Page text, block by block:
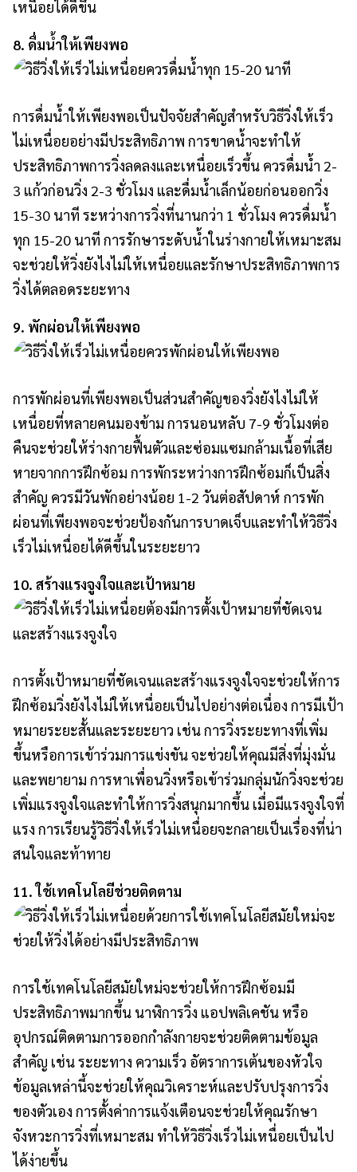
เหนื่อยได้ดีขึ้น
8. ดื่มน้ำให้เพียงพอ
การดื่มน้ำให้เพียงพอเป็นปัจจัยสำคัญสำหรับวิธีวิ่งให้เร็ว
ไม่เหนื่อยอย่างมีประสิทธิภาพ การขาดน้ำจะทำให้
ประสิทธิภาพการวิ่งลดลงและเหนื่อยเร็วขึ้น ควรดื่มน้ำ 2-
3 แก้วก่อนวิ่ง 2-3 ชั่วโมง และดื่มน้ำเล็กน้อยก่อนออกวิ่ง
15-30 นาที ระหว่างการวิ่งที่นานกว่า 1 ชั่วโมง ควรดื่มน้ำ
ทุก 15-20 นาที การรักษาระดับน้ำในร่างกายให้เหมาะสม
จะช่วยให้วิ่งยังไงไม่ให้เหนื่อยและรักษาประสิทธิภาพการ
วิ่งได้ตลอดระยะทาง
9. พักผ่อนให้เพียงพอ
การพักผ่อนที่เพียงพอเป็นส่วนสำคัญของวิ่งยังไงไม่ให้
เหนื่อยที่หลายคนมองข้าม การนอนหลับ 7-9 ชั่วโมงต่อ
คืนจะช่วยให้ร่างกายฟื้นตัวและซ่อมแซมกล้ามเนื้อที่เสีย
หายจากการฝึกซ้อม การพักระหว่างการฝึกซ้อมก็เป็นสิ่ง
สำคัญ ควรมีวันพักอย่างน้อย 1-2 วันต่อสัปดาห์ การพัก
ผ่อนที่เพียงพอจะช่วยป้องกันการบาดเจ็บและทำให้วิธีวิ่ง
เร็วไม่เหนื่อยได้ดีขึ้นในระยะยาว
10. สร้างแรงจูงใจและเป้าหมาย
การตั้งเป้าหมายที่ชัดเจนและสร้างแรงจูงใจจะช่วยให้การ
ฝึกซ้อมวิ่งยังไงไม่ให้เหนื่อยเป็นไปอย่างต่อเนื่อง การมีเป้า
หมายระยะสั้นและระยะยาว เช่น การวิ่งระยะทางที่เพิ่ม
ขึ้นหรือการเข้าร่วมการแข่งขัน จะช่วยให้คุณมีสิ่งที่มุ่งมั่น
และพยายาม การหาเพื่อนวิ่งหรือเข้าร่วมกลุ่มนักวิ่งจะช่วย
เพิ่มแรงจูงใจและทำให้การวิ่งสนุกมากขึ้น เมื่อมีแรงจูงใจที่
แรง การเรียนรู้วิธีวิ่งให้เร็วไม่เหนื่อยจะกลายเป็นเรื่องที่น่า
สนใจและท้าทาย
11. ใช้เทคโนโลยีช่วยติดตาม
การใช้เทคโนโลยีสมัยใหม่จะช่วยให้การฝึกซ้อมมี
ประสิทธิภาพมากขึ้น นาฬิการวิ่ง แอปพลิเคชัน หรือ
อุปกรณ์ติดตามการออกกำลังกายจะช่วยติดตามข้อมูล
สำคัญ เช่น ระยะทาง ความเร็ว อัตราการเต้นของหัวใจ
ข้อมูลเหล่านี้จะช่วยให้คุณวิเคราะห์และปรับปรุงการวิ่ง
ของตัวเอง การตั้งค่าการแจ้งเตือนจะช่วยให้คุณรักษา
จังหวะการวิ่งที่เหมาะสม ทำให้วิธีวิ่งเร็วไม่เหนื่อยเป็นไป
ได้ง่ายขึ้น